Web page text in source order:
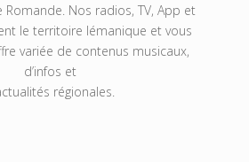
Romande. Nos radios, TV, App et
le territoire lémanique et vous
variée de contenus musicaux,
d’infos et
régionales.